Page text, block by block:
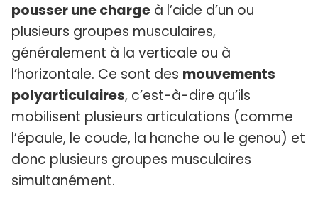
pousser une charge à l’aide d’un ou
plusieurs groupes musculaires,
généralement à la verticale ou à
l’horizontale. Ce sont des mouvements
polyarticulaires, c’est-à-dire qu’ils
mobilisent plusieurs articulations (comme
l’épaule, le coude, la hanche ou le genou) et
donc plusieurs groupes musculaires
simultanément.